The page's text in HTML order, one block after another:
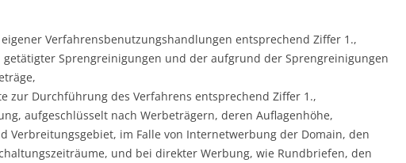
Verfahrensbenutzungshandlungen entsprechend Ziffer 1.,
getätigter Sprengreinigungen und der aufgrund der Sprengreinigungen
zur Durchführung des Verfahrens entsprechend Ziffer 1.,
aufgeschlüsselt nach Werbeträgern, deren Auflagenhöhe,
Verbreitungsgebiet, im Falle von Internetwerbung der Domain, den
und bei direkter Werbung, wie Rundbriefen, den